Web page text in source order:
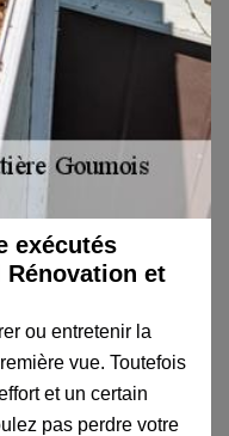
exécutés
Rénovation et
ou entretenir la
vue. Toutefois
et un certain
pas perdre votre